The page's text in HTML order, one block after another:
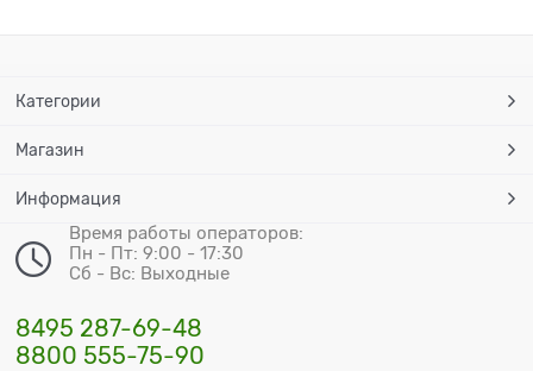
Категории
Магазин
Информация
Время работы операторов:
Пн - Пт: 9:00 - 17:30
Сб - Вс: Выходные
8495 287-69-48
8800 555-75-90